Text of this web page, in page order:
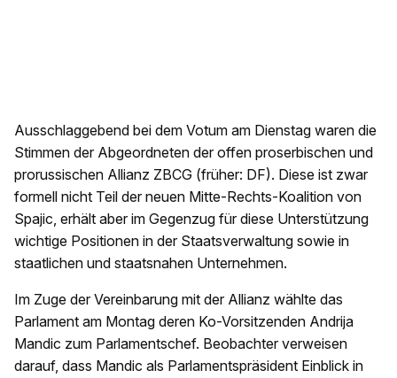
Ausschlaggebend bei dem Votum am Dienstag waren die
Stimmen der Abgeordneten der offen proserbischen und
prorussischen Allianz ZBCG (früher: DF). Diese ist zwar
formell nicht Teil der neuen Mitte-Rechts-Koalition von
Spajic, erhält aber im Gegenzug für diese Unterstützung
wichtige Positionen in der Staatsverwaltung sowie in
staatlichen und staatsnahen Unternehmen.
Im Zuge der Vereinbarung mit der Allianz wählte das
Parlament am Montag deren Ko-Vorsitzenden Andrija
Mandic zum Parlamentschef. Beobachter verweisen
darauf, dass Mandic als Parlamentspräsident Einblick in